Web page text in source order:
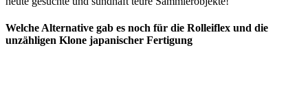
Welche Alternative gab es noch für die Rolleiflex und die
unzähligen Klone japanischer Fertigung